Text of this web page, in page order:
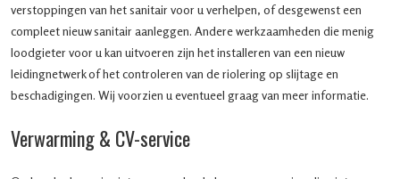
verstoppingen van het sanitair voor u verhelpen, of desgewenst een
compleet nieuw sanitair aanleggen. Andere werkzaamheden die menig
loodgieter voor u kan uitvoeren zijn het installeren van een nieuw
leidingnetwerk of het controleren van de riolering op slijtage en
beschadigingen. Wij voorzien u eventueel graag van meer informatie.
Verwarming & CV-service